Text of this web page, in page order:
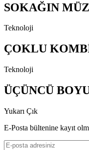
SOKAĞIN
Teknoloji
ÇOKLU
Teknoloji
ÜÇÜNCÜ
Yukarı Çık
E-Posta bültenine kayıt